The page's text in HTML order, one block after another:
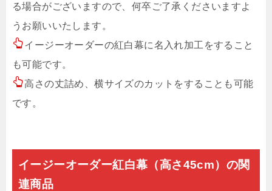
る場合がございますので、何卒ご了承くださいますよ
うお願いいたします。
イージーオーダーの紅白幕に名入れ加工をすること
も可能です。
高さの丈詰め、横サイズのカットをすることも可能
です。
イージーオーダー紅白幕（高さ45cm）の関
連商品